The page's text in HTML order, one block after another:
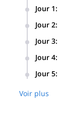
Jour 1:
Jour 2:
Jour 3:
Jour 4:
Jour 5:
Voir plus